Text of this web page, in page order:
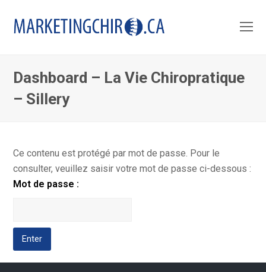
Dashboard – La Vie Chiropratique
– Sillery
Ce contenu est protégé par mot de passe. Pour le
consulter, veuillez saisir votre mot de passe ci-dessous :
Mot de passe :